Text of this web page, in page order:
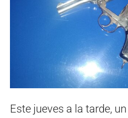
Este jueves a la tarde,